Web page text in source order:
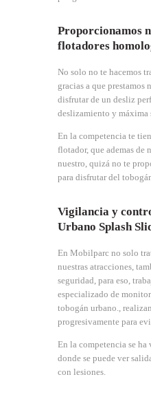
Proporcionamos
flotadores
No solo no te hacemos
gracias a que prestamos
disfrutar de un desliz
deslizamiento y máxima
En la competencia te
flotador, que ademas de
nuestro, quizá no te
para disfrutar del
Vigilancia y
Urbano Splash
En Mobilparc no solo
nuestras atracciones,
seguridad, para eso,
especializado de
tobogán urbano.,
progresivamente para
En la competencia se
donde se puede ver
con lesiones.